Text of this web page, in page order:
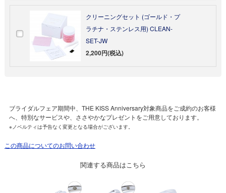
クリーニングセット (ゴールド・プ
ラチナ・ステンレス用) CLEAN-
SET-JW
2,200円(税込)
ブライダルフェア期間中、THE KISS Anniversary対象商品をご成約のお客様
へ、特別なサービスや、ささやかなプレゼントをご用意しております。
※ノベルティは予告なく変更となる場合がございます。
この商品についてのお問い合わせ
関連する商品はこちら